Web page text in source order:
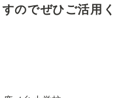
のでぜひご活用く